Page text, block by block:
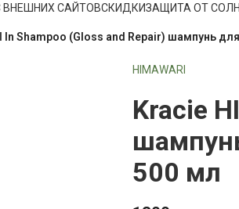
ВНЕШНИХ САЙТОВСКИДКИЗАЩИТА ОТ
In Shampoo (Gloss and Repair) шампунь
HIMAWARI
Kracie
500 мл